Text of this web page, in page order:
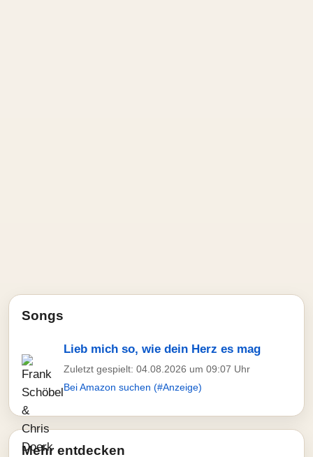
Songs
Lieb mich so, wie dein Herz es mag
Zuletzt gespielt: 04.08.2026 um 09:07 Uhr
Bei Amazon suchen (#Anzeige)
Mehr entdecken